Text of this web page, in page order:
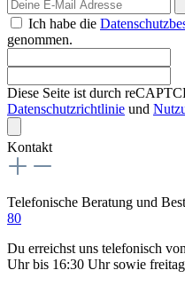
Ich habe die
genommen.
Diese Seite ist durch
Datenschutzrichtlinie und
Kontakt
Telefonische Beratung und
80
Du erreichst uns telefonisch
Uhr bis 16:30 Uhr sowie